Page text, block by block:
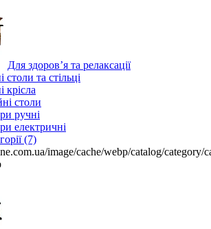
Для здоров’я та релаксації
та стільці
крісла
столи
ручні
електричні
(7)
image/cache/webp/catalog/category/